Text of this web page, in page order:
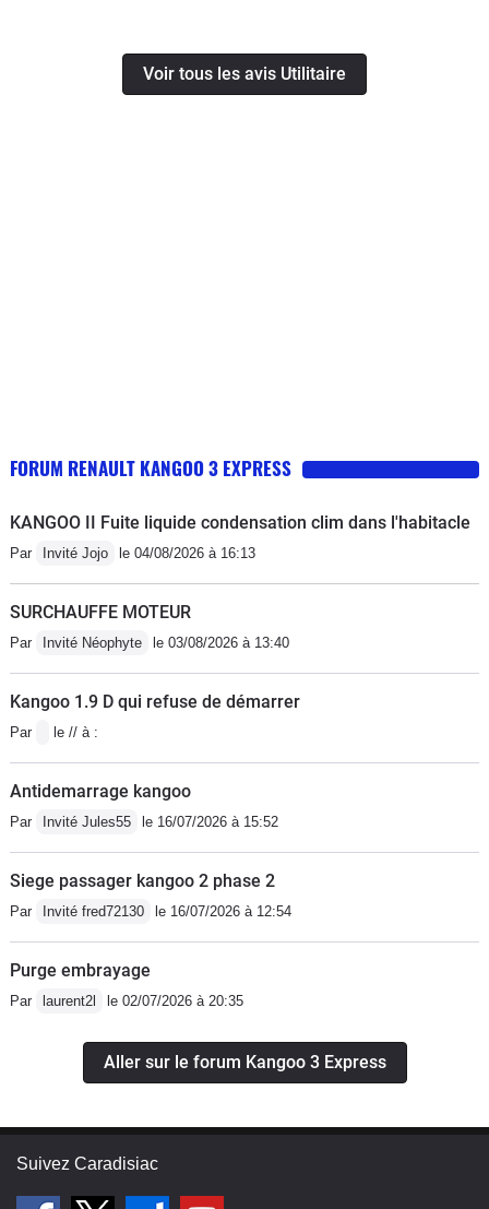
Voir tous les avis Utilitaire
FORUM RENAULT KANGOO 3 EXPRESS
KANGOO II Fuite liquide condensation clim dans l'habitacle
Par Invité Jojo le 04/08/2026 à 16:13
SURCHAUFFE MOTEUR
Par Invité Néophyte le 03/08/2026 à 13:40
Kangoo 1.9 D qui refuse de démarrer
Par le // à :
Antidemarrage kangoo
Par Invité Jules55 le 16/07/2026 à 15:52
Siege passager kangoo 2 phase 2
Par Invité fred72130 le 16/07/2026 à 12:54
Purge embrayage
Par laurent2l le 02/07/2026 à 20:35
Aller sur le forum Kangoo 3 Express
Suivez Caradisiac